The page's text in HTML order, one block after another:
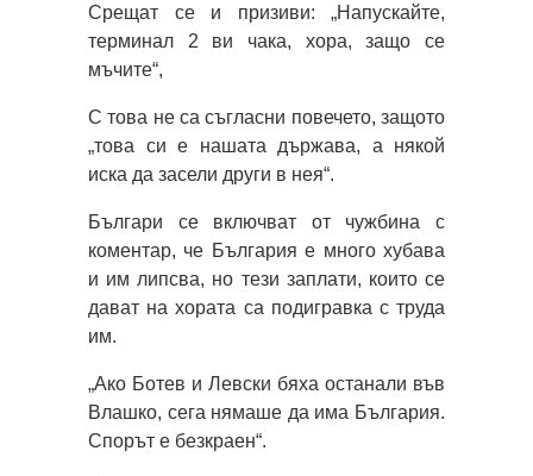
Срещат се и призиви: „Напускайте,
терминал 2 ви чака, хора, защо се
мъчите“,
С това не са съгласни повечето, защото
„това си е нашата държава, а някой
иска да засели други в нея“.
Българи се включват от чужбина с
коментар, че България е много хубава
и им липсва, но тези заплати, които се
дават на хората са подигравка с труда
им.
„Ако Ботев и Левски бяха останали във
Влашко, сега нямаше да има България.
Спорът е безкраен“.